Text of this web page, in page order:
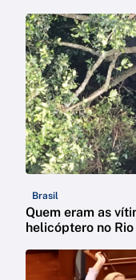
Brasil
Quem eram as
helicóptero no Rio